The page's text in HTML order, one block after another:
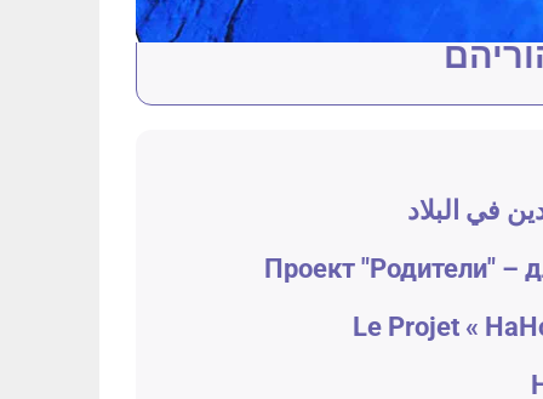
في البلاد
Проект "Родители" –
Le Projet «